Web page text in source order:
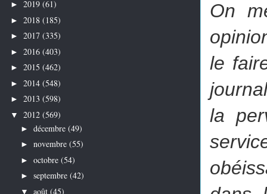
On
le
la
► 2019 (61)
► 2018 (185)
► 2017 (335)
► 2016 (403)
► 2015 (462)
► 2014 (548)
► 2013 (598)
▼ 2012 (569)
► décembre (49)
► novembre (55)
► octobre (54)
► septembre (42)
▼ août (45)